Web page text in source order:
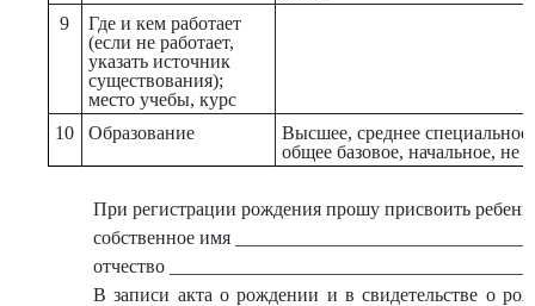
9
Где и кем работает
(если не работает,
указать источник
существования);
место учебы, курс
10
Образование
Высшее, среднее
общее базовое, начальное, не
При регистрации рождения прошу присвоить
собственное имя
отчество
В записи акта о рождении и в свидетельстве о